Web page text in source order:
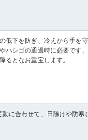
低下を防ぎ、冷えから手を
ハシゴの通過時に必要です。
るとなお重宝します。
動に合わせて、日除けや防寒